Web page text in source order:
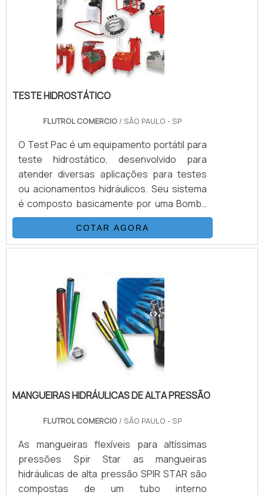
Cat Pumps operam com três pistões de
cerâmicas, os.
TESTE HIDROSTÁTICO
FLUTROL COMERCIO / SÃO PAULO - SP
O Test Pac é um equipamento portátil para
teste hidrostático, desenvolvido para
atender diversas aplicações para testes
ou acionamentos hidráulicos. Seu sistema
é composto basicamente por uma Bomba
Hidropneumática Haskel, kit de preparação
de ar, conjunto de filtros, válvulas, skid
tubular carbono ou inox, ou tanque inox.As
comprimido de compressor ou Nitrogênio,
alguns modelos geram altas pressões
hidráulicas reguláveis até 15.000 psi (1.000
bar), nessas configu.
COTAR AGORA
MANGUEIRAS HIDRÁULICAS DE ALTA PRESSÃO
FLUTROL COMERCIO / SÃO PAULO - SP
As mangueiras flexíveis para altíssimas
pressões Spir Star as mangueiras
hidráulicas de alta pressão SPIR STAR são
compostas de um tubo interno